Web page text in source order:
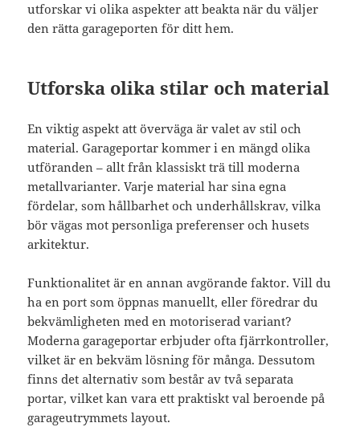
utforskar vi olika aspekter att beakta när du väljer
den rätta garageporten för ditt hem.
Utforska olika stilar och material
En viktig aspekt att överväga är valet av stil och
material. Garageportar kommer i en mängd olika
utföranden – allt från klassiskt trä till moderna
metallvarianter. Varje material har sina egna
fördelar, som hållbarhet och underhållskrav, vilka
bör vägas mot personliga preferenser och husets
arkitektur.
Funktionalitet är en annan avgörande faktor. Vill du
ha en port som öppnas manuellt, eller föredrar du
bekvämligheten med en motoriserad variant?
Moderna garageportar erbjuder ofta fjärrkontroller,
vilket är en bekväm lösning för många. Dessutom
finns det alternativ som består av två separata
portar, vilket kan vara ett praktiskt val beroende på
garageutrymmets layout.